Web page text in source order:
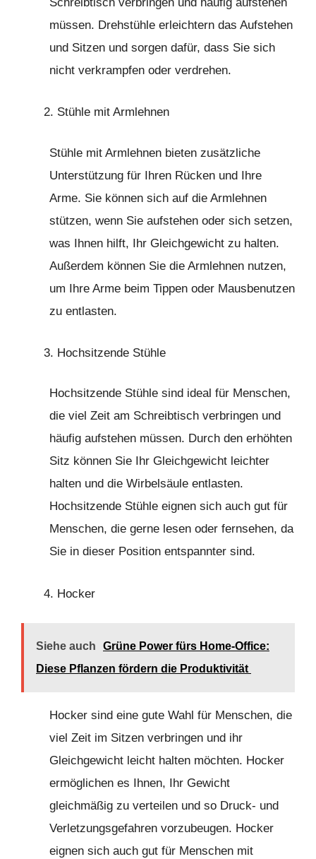
müssen. Drehstühle erleichtern das Aufstehen
und Sitzen und sorgen dafür, dass Sie sich
nicht verkrampfen oder verdrehen.
Stühle mit Armlehnen
Stühle mit Armlehnen bieten zusätzliche
Unterstützung für Ihren Rücken und Ihre
Arme. Sie können sich auf die Armlehnen
stützen, wenn Sie aufstehen oder sich setzen,
was Ihnen hilft, Ihr Gleichgewicht zu halten.
Außerdem können Sie die Armlehnen nutzen,
um Ihre Arme beim Tippen oder Mausbenutzen
zu entlasten.
Hochsitzende Stühle
Hochsitzende Stühle sind ideal für Menschen,
die viel Zeit am Schreibtisch verbringen und
häufig aufstehen müssen. Durch den erhöhten
Sitz können Sie Ihr Gleichgewicht leichter
halten und die Wirbelsäule entlasten.
Hochsitzende Stühle eignen sich auch gut für
Menschen, die gerne lesen oder fernsehen, da
Sie in dieser Position entspannter sind.
Hocker
Siehe auch
Grüne Power fürs Home-Office:
Diese Pflanzen fördern die Produktivität
Hocker sind eine gute Wahl für Menschen, die
viel Zeit im Sitzen verbringen und ihr
Gleichgewicht leicht halten möchten. Hocker
ermöglichen es Ihnen, Ihr Gewicht
gleichmäßig zu verteilen und so Druck- und
Verletzungsgefahren vorzubeugen. Hocker
eignen sich auch gut für Menschen mit